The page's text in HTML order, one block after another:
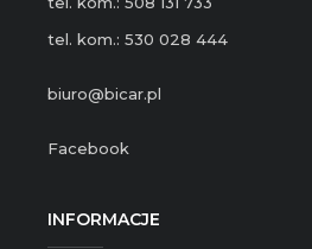
tel. kom.: 530 028 444
biuro@bicar.pl
Facebook
INFORMACJE